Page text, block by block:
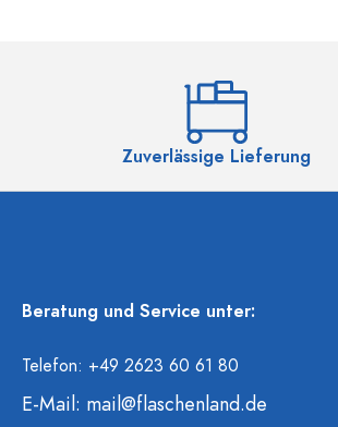
Zuverlässige Lieferung
Beratung und Service unter:
Telefon: +49 2623 60 61 80
E-Mail: mail@flaschenland.de